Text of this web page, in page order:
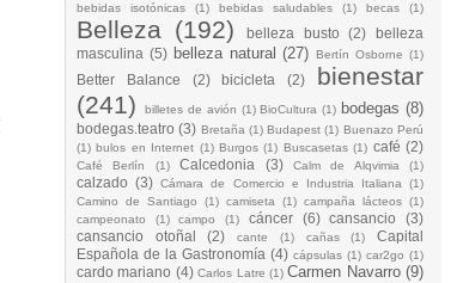
bebidas isotónicas (1) bebidas saludables (1) becas (1)
Belleza (192) belleza busto (2)
belleza
masculina (5) belleza natural (27) Bertín Osborne (1)
Better Balance (2) bicicleta (2)
bienestar
(241)
billetes de avión (1) BioCultura (1) bodegas (8)
bodegas.teatro (3) Bretaña (1) Budapest (1) Buenazo Perú
(1) bulos en Internet (1) Burgos (1) Buscasetas (1) café (2)
Café Berlín (1) Calcedonia (3) Calm de Alqvimia (1)
calzado (3) Cámara de Comercio e Industria Italiana (1)
Camino de Santiago
(1) camiseta (1) campaña lácteos (1)
campeonato
(1) campo (1) cáncer (6) cansancio
(3)
cansancio otoñal
(2) cante (1) cañas (1)
Capital
Española de la Gastronomía (4) cápsulas (1) car2go (1)
cardo mariano (4) Carlos Latre (1) Carmen Navarro (9)